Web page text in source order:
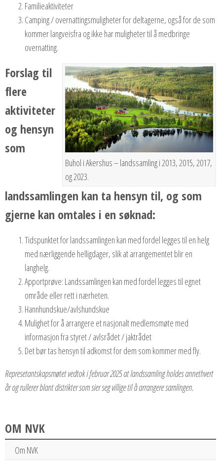
Familieaktiviteter
Camping / overnattingsmuligheter for deltagerne, også for de som
kommer langveisfra og ikke har muligheter til å medbringe
overnatting.
Buhol i Akershus – landssamling i 2013, 2015, 2017,
og 2023.
Forslag til
flere
aktiviteter
og hensyn
som
landssamlingen kan ta hensyn til, og som
gjerne kan omtales i en søknad:
Tidspunktet for landssamlingen kan med fordel legges til en helg
med nærliggende helligdager, slik at arrangementet blir en
langhelg.
Apportprøve: Landssamlingen kan med fordel legges til egnet
område eller rett i nærheten.
Hannhundskue/avlshundskue
Mulighet for å arrangere et nasjonalt medlemsmøte med
informasjon fra styret / avlsrådet / jaktrådet
Det bør tas hensyn til adkomst for dem som kommer med fly.
Represetantskapsmøtet vedtok i februar 2025 at landssamling holdes annethvert
år og rullerer blant distrikter som sier seg villige til å arrangere samlingen.
OM NVK
Om NVK